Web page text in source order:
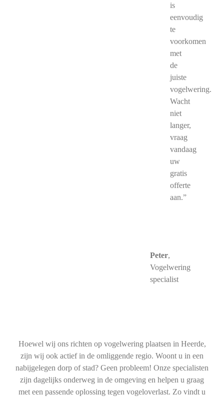
is
eenvoudig
te
voorkomen
met
de
juiste
vogelwering.
Wacht
niet
langer,
vraag
vandaag
uw
gratis
offerte
aan.”
Peter,
Vogelwering
specialist
Hoewel wij ons richten op vogelwering plaatsen in Heerde,
zijn wij ook actief in de omliggende regio. Woont u in een
nabijgelegen dorp of stad? Geen probleem! Onze specialisten
zijn dagelijks onderweg in de omgeving en helpen u graag
met een passende oplossing tegen vogeloverlast. Zo vindt u